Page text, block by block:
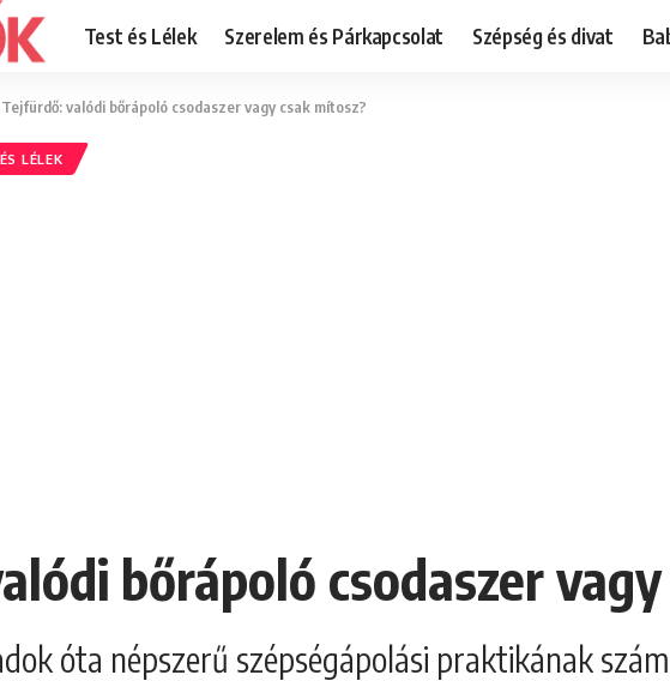
Test és Lélek Szerelem és Párkapcsolat Szépség és divat
Tejfürdő: valódi bőrápoló csodaszer vagy csak mítosz?
LÉLEK
bőrápoló csodaszer
óta népszerű szépségápolási praktikának